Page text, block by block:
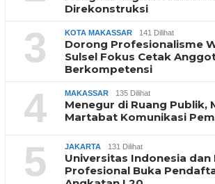
Direkonstruksi
3 KOTA MAKASSAR 141 Dilihat
Dorong Profesionalisme
Sulsel Fokus Cetak
Berkompetensi
4 MAKASSAR 135 Dilihat
Menegur di Ruang Publik,
Martabat Komunikasi
5 JAKARTA 131 Dilihat
Universitas Indonesia dan
Profesional Buka